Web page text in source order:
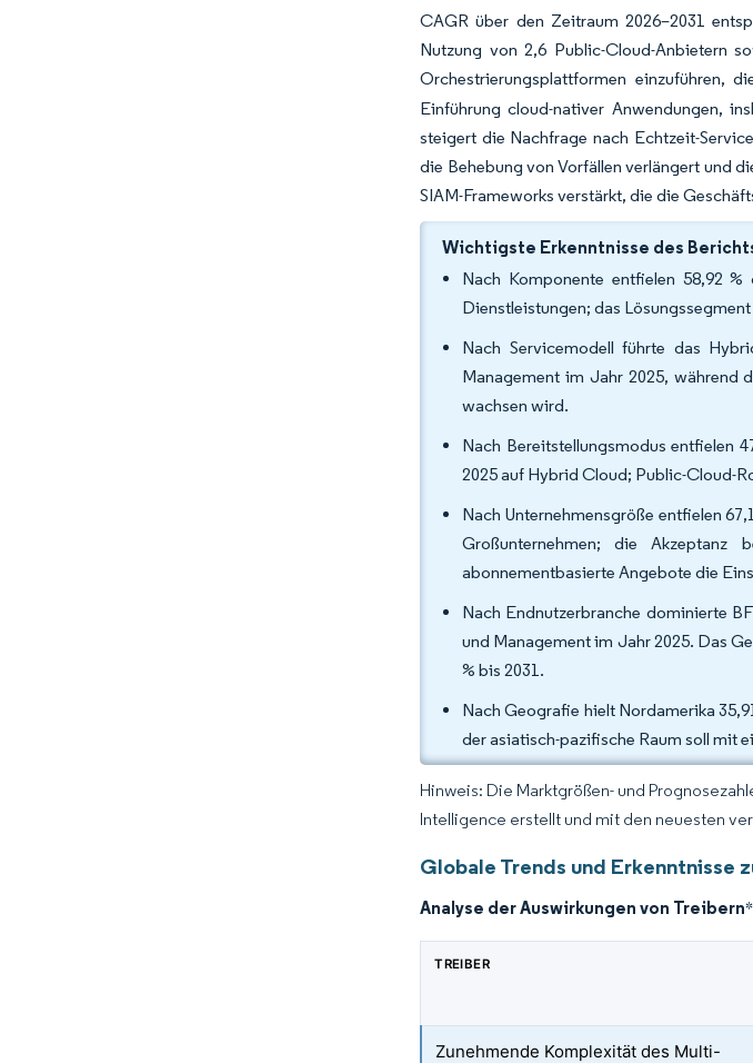
CAGR über den Zeitraum 2026–2031
Nutzung von 2,6 Public-Cloud-Anbietern
Orchestrierungsplattformen einzuführen,
Einführung cloud-nativer Anwendungen,
steigert die Nachfrage nach Echtzeit-
die Behebung von Vorfällen verlängert und
SIAM-Frameworks verstärkt, die die
Wichtigste Erkenntnisse des
Nach Komponente entfielen 58,92
Dienstleistungen; das
Nach Servicemodell führte das
Management im Jahr 2025, während
wachsen wird.
Nach Bereitstellungsmodus entfielen
2025 auf Hybrid Cloud; Public-Cloud-
Nach Unternehmensgröße entfielen
Großunternehmen; die
abonnementbasierte Angebote die
Nach Endnutzerbranche dominierte
und Management im Jahr 2025. Das
% bis 2031.
Nach Geografie hielt Nordamerika
der asiatisch-pazifische Raum soll mit
Hinweis: Die Marktgrößen- und
Intelligence erstellt und mit den neuesten
Globale Trends und Erkenntnisse
Analyse der Auswirkungen von Treibern*
TREIBER
Zunehmende Komplexität des Multi-